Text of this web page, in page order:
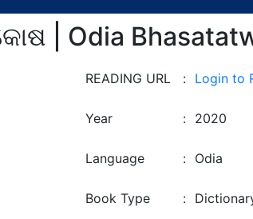
| Odia
READING URL : Login to
Year : 2020
Language : Odia
Book Type :